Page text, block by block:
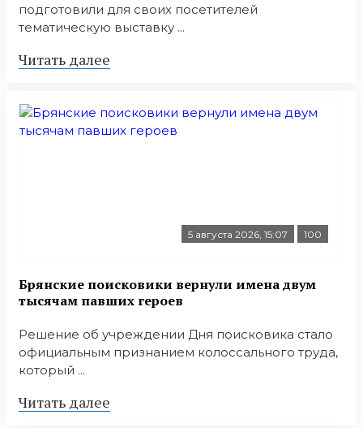
подготовили для своих посетителей
тематическую выставку ...
Читать далее
5 августа 2026, 15:07 100
Брянские поисковики вернули имена двум
тысячам павших героев
Решение об учреждении Дня поисковика стало
официальным признанием колоссального труда,
который ...
Читать далее